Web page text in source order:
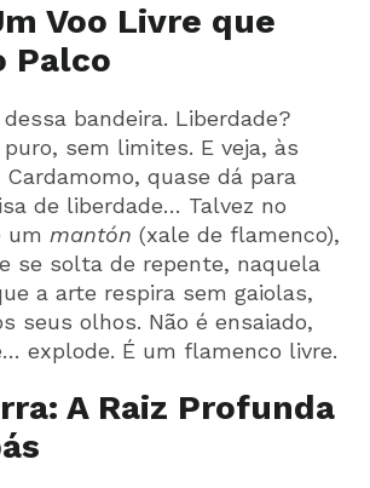
Voo Livre que
Palco
bandeira. Liberdade?
sem limites. E veja, às
quase dá para
de liberdade… Talvez no
um mantón (xale de flamenco),
se solta de repente, naquela
a arte respira sem gaiolas,
seus olhos. Não é ensaiado,
explode. É um flamenco livre.
A Raiz Profunda